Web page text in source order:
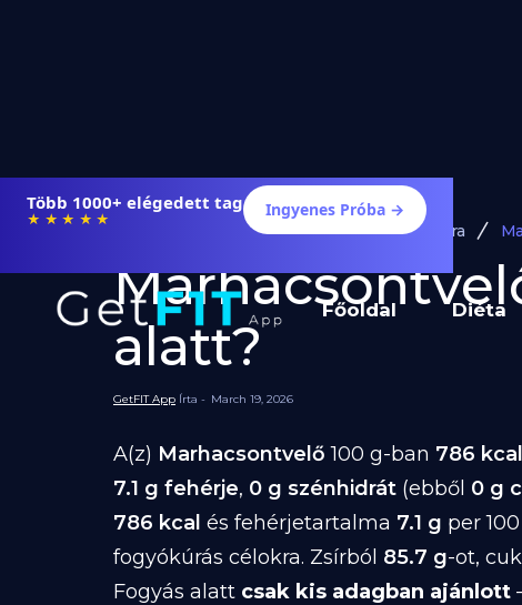
Több 1000+ elégedett tag
★★★★★ Ingyenes Próba →
Főoldal Diéta
Diéta és Étrend Ételek Fogyásra
alatt?
GetFIT App Írta - March 19, 2026
A(z) Marhacsontvelő 100 g-ban 786 kcal
7.1 g fehérje, 0 g szénhidrát (ebből 0 g
786 kcal és fehérjetartalma 7.1 g per
fogyókúrás célokra. Zsírból 85.7 g-ot,
Fogyás alatt csak kis adagban ajánlott